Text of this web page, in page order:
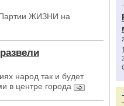
ЖИЗНИ на
народ так и будет
в центре города